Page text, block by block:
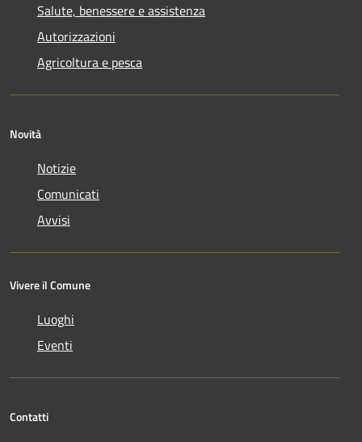
Salute, benessere e assistenza
Autorizzazioni
Agricoltura e pesca
Novità
Notizie
Comunicati
Avvisi
Vivere il Comune
Luoghi
Eventi
Contatti